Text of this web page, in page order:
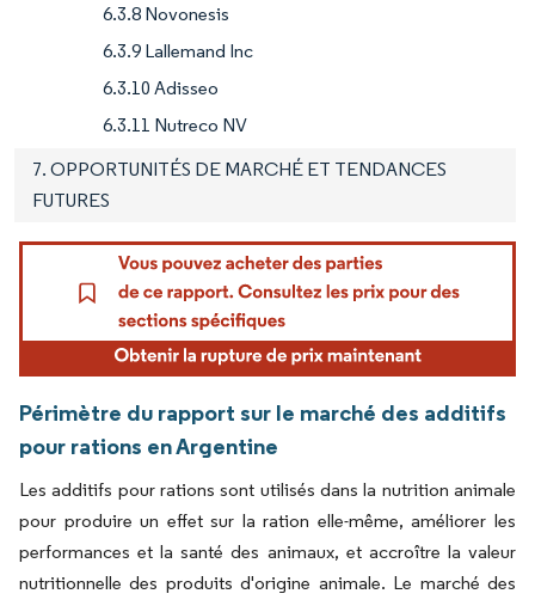
6.3.8 Novonesis
6.3.9 Lallemand Inc
6.3.10 Adisseo
6.3.11 Nutreco NV
7. OPPORTUNITÉS DE MARCHÉ ET TENDANCES
FUTURES
Périmètre du rapport sur le marché des additifs
pour rations en Argentine
Les additifs pour rations sont utilisés dans la nutrition animale
pour produire un effet sur la ration elle-même, améliorer les
performances et la santé des animaux, et accroître la valeur
nutritionnelle des produits d'origine animale. Le marché des